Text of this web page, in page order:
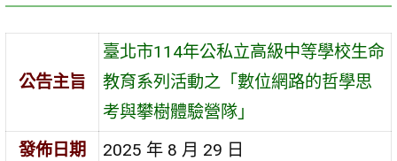
公告主旨
臺北市114年公私立高級中等學校生命
教育系列活動之「數位網路的哲學思
考與攀樹體驗營隊」
發佈日期
2025 年 8 月 29 日